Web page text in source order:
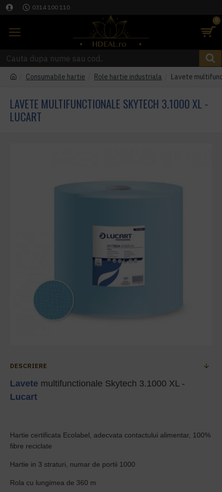
0314 100 110
0
Consumabile hartie Role hartie industriala Lavete
LAVETE MULTIFUNCTIONALE SKYTECH 3.1000 XL -
LUCART
DESCRIERE
Lavete multifunctionale Skytech 3.1000 XL -
Lucart
Hartie certificata Ecolabel, adecvata contactului alimentar, 100%
fibre reciclate
Hartie in 3 straturi, numar de portii 1000
Rola cu lungimea de 360 m